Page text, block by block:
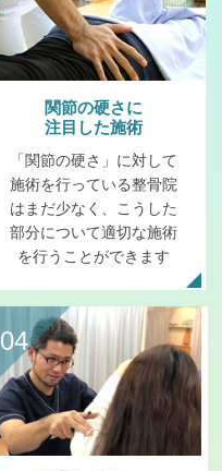
関節の硬さに
注目した施術
「関節の硬さ」に対して
施術を行っている整骨院
はまだ少なく、こうした
部分について適切な施術
を行うことができます
04